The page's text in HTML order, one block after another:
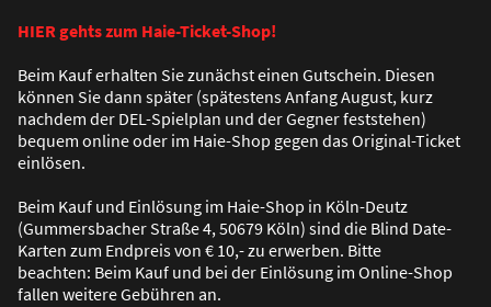
HIER gehts zum Haie-Ticket-Shop!
Beim Kauf erhalten Sie zunächst einen Gutschein. Diesen
können Sie dann später (spätestens Anfang August, kurz
nachdem der DEL-Spielplan und der Gegner feststehen)
bequem online oder im Haie-Shop gegen das Original-Ticket
einlösen.
Beim Kauf und Einlösung im Haie-Shop in Köln-Deutz
(Gummersbacher Straße 4, 50679 Köln) sind die Blind Date-
Karten zum Endpreis von € 10,- zu erwerben. Bitte
beachten: Beim Kauf und bei der Einlösung im Online-Shop
fallen weitere Gebühren an.